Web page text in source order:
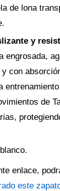
de lona
y
engrosada,
con
de
enlace,
este